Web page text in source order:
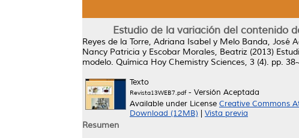
Estudio de la variación del contenido
Reyes de la Torre, Adriana Isabel y Melo Banda, José
Nancy Patricia y Escobar Morales, Beatriz (2013)
modelo. Química Hoy Chemistry Sciences, 3 (4). pp.
Texto
Revista13WEB7.pdf- Versión Aceptada
Available under License Creative Commons
Download (12MB)
Vista previa
Resumen